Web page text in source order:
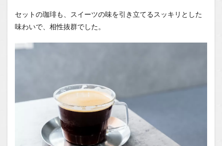
セットの珈琲も、スイーツの味を引き立てるスッキリとした
味わいで、相性抜群でした。